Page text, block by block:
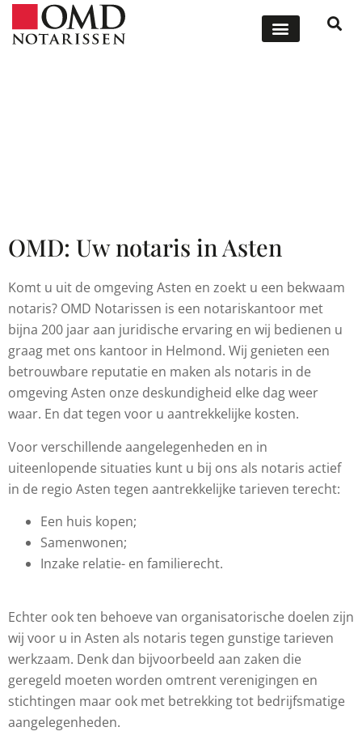
OMD: Uw notaris in Asten
Komt u uit de omgeving Asten en zoekt u een bekwaam
notaris? OMD Notarissen is een notariskantoor met
bijna 200 jaar aan juridische ervaring en wij bedienen u
graag met ons kantoor in Helmond. Wij genieten een
betrouwbare reputatie en maken als notaris in de
omgeving Asten onze deskundigheid elke dag weer
waar. En dat tegen voor u aantrekkelijke kosten.
Voor verschillende aangelegenheden en in
uiteenlopende situaties kunt u bij ons als notaris actief
in de regio Asten tegen aantrekkelijke tarieven terecht:
Een huis kopen;
Samenwonen;
Inzake relatie- en familierecht.
Echter ook ten behoeve van organisatorische doelen zijn
wij voor u in Asten als notaris tegen gunstige tarieven
werkzaam. Denk dan bijvoorbeeld aan zaken die
geregeld moeten worden omtrent verenigingen en
stichtingen maar ook met betrekking tot bedrijfsmatige
aangelegenheden.